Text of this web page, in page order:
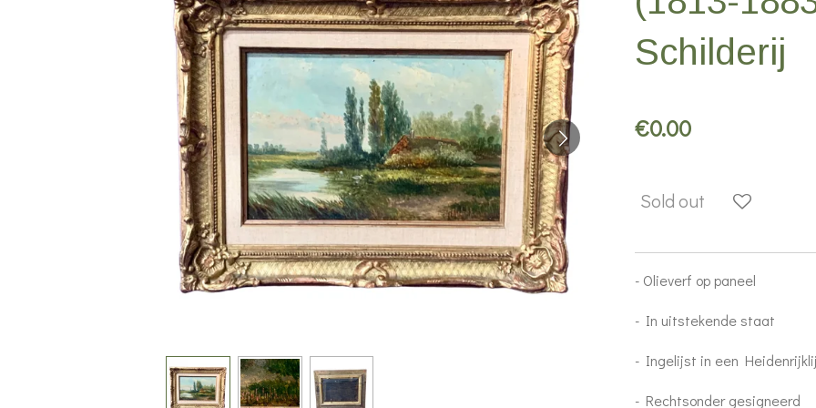
Schilderij
€0.00
Sold out
- Olieverf op paneel
- In uitstekende staat
- Ingelijst in een
- Rechtsonder gesigneerd